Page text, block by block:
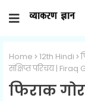
Home 12th Hindi
संक्षिप्त परिचय |
फिराक